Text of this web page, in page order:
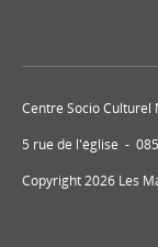
Centre Socio Culturel
5 rue de l'église -
Copyright 2026 Les